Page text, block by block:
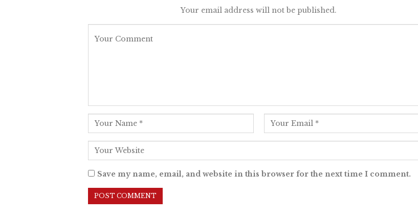
Your email address will not be published.
Save my name, email, and website in this browser for the next time I comment.